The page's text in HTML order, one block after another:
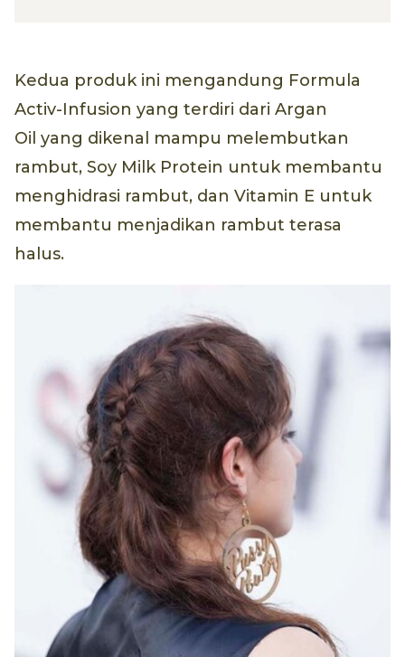
Kedua produk ini mengandung Formula
Activ-Infusion yang terdiri dari Argan
Oil yang dikenal mampu melembutkan
rambut, Soy Milk Protein untuk membantu
menghidrasi rambut, dan Vitamin E untuk
membantu menjadikan rambut terasa
halus.